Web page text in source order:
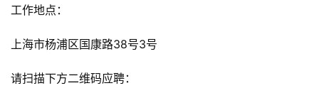
工作地点：
上海市杨浦区国康路38号3号
请扫描下方二维码应聘：